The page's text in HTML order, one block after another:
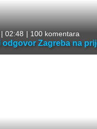
| 02:48 | 100 komentara
Zagreba na